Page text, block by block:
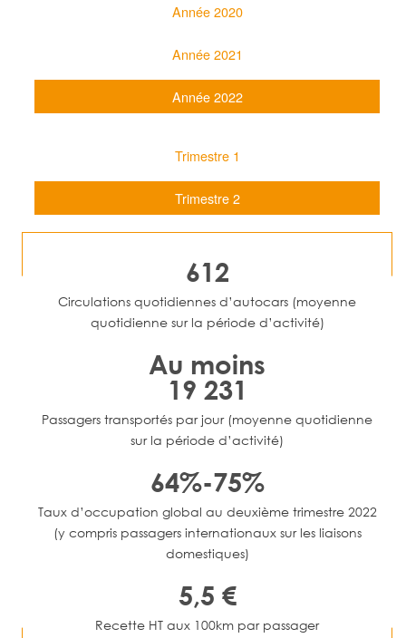
Année 2020
Année 2021
Année 2022
Trimestre 1
Trimestre 2
612
Circulations quotidiennes d’autocars (moyenne
quotidienne sur la période d’activité)
Au moins
19 231
Passagers transportés par jour (moyenne quotidienne
sur la période d’activité)
64%-75%
Taux d’occupation global au deuxième trimestre 2022
(y compris passagers internationaux sur les liaisons
domestiques)
5,5 €
Recette HT aux 100km par passager